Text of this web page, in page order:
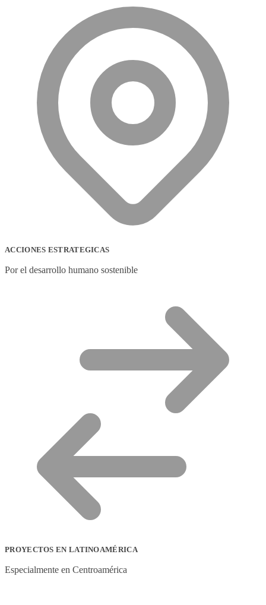
ACCIONES ESTRATEGICAS
Por el desarrollo humano sostenible
PROYECTOS EN LATINOAMÉRICA
Especialmente en Centroamérica